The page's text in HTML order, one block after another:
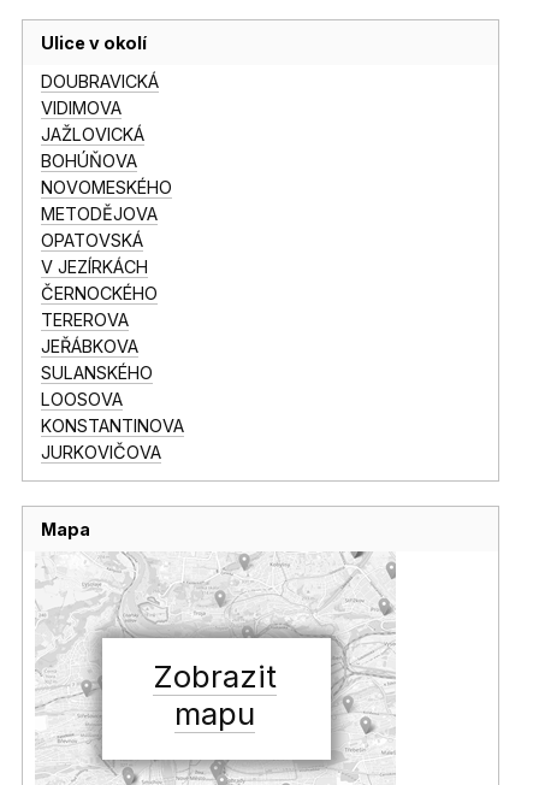
Ulice v okolí
DOUBRAVICKÁ
VIDIMOVA
JAŽLOVICKÁ
BOHÚŇOVA
NOVOMESKÉHO
METODĚJOVA
OPATOVSKÁ
V JEZÍRKÁCH
ČERNOCKÉHO
TEREROVA
JEŘÁBKOVA
SULANSKÉHO
LOOSOVA
KONSTANTINOVA
JURKOVIČOVA
Mapa
Zobrazit
mapu